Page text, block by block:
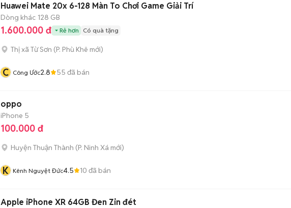
Huawei Mate 20x 6-128 Màn To Chơi Game Giải Trí
Dòng khác 128 GB
1.600.000 đ Rẻ hơn Có quà tặng
Thị xã Từ Sơn (P. Phù Khê mới)
C Công Ước2.8 55 đã bán
oppo
iPhone 5
100.000 đ
Huyện Thuận Thành (P. Ninh Xá mới)
K Kênh Nguyệt Đức4.5 10 đã bán
Apple iPhone XR 64GB Đen Zin đét